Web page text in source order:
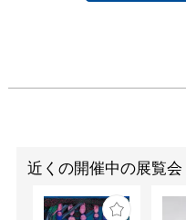
近くの開催中の展覧会